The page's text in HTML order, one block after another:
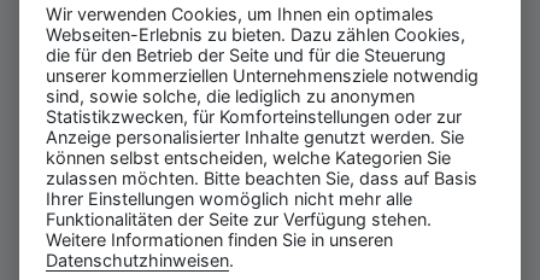
Wir verwenden Cookies, um Ihnen ein optimales
Webseiten-Erlebnis zu bieten. Dazu zählen Cookies,
die für den Betrieb der Seite und für die Steuerung
unserer kommerziellen Unternehmensziele notwendig
sind, sowie solche, die lediglich zu anonymen
Statistikzwecken, für Komforteinstellungen oder zur
Anzeige personalisierter Inhalte genutzt werden. Sie
können selbst entscheiden, welche Kategorien Sie
zulassen möchten. Bitte beachten Sie, dass auf Basis
Ihrer Einstellungen womöglich nicht mehr alle
Funktionalitäten der Seite zur Verfügung stehen.
Weitere Informationen finden Sie in unseren
Datenschutzhinweisen.